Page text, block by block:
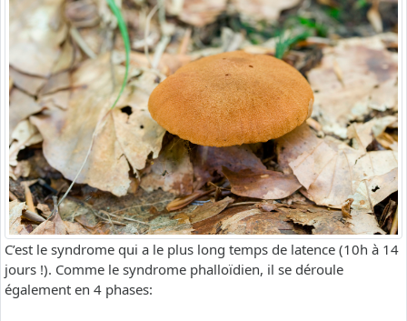
C’est le syndrome qui a le plus long temps de latence (10h à 14
jours !). Comme le syndrome phalloïdien, il se déroule
également en 4 phases: